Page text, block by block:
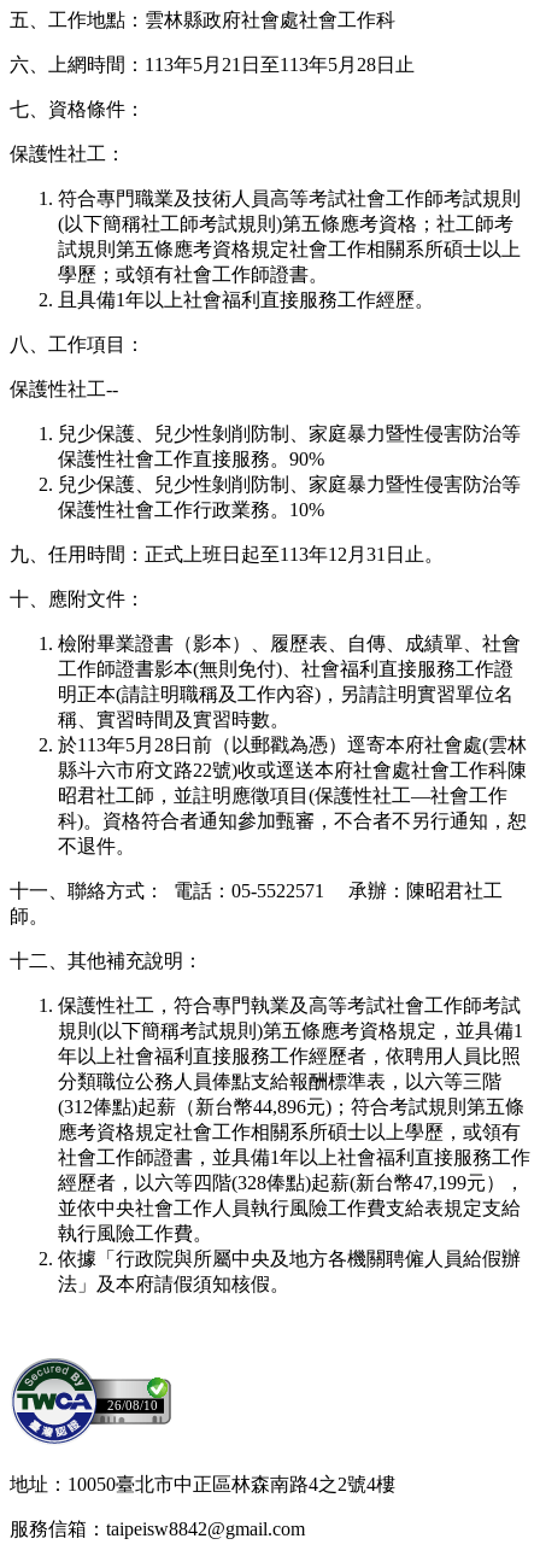
五、工作地點：雲林縣政府社會處社會工作科
六、上網時間：113年5月21日至113年5月28日止
七、資格條件：
保護性社工：
符合專門職業及技術人員高等考試社會工作師考試規則
(以下簡稱社工師考試規則)第五條應考資格；社工師考
試規則第五條應考資格規定社會工作相關系所碩士以上
學歷；或領有社會工作師證書。
且具備1年以上社會福利直接服務工作經歷。
八、工作項目：
保護性社工--
兒少保護、兒少性剝削防制、家庭暴力暨性侵害防治等
保護性社會工作直接服務。90%
兒少保護、兒少性剝削防制、家庭暴力暨性侵害防治等
保護性社會工作行政業務。10%
九、任用時間：正式上班日起至113年12月31日止。
十、應附文件：
檢附畢業證書（影本）、履歷表、自傳、成績單、社會
工作師證書影本(無則免付)、社會福利直接服務工作證
明正本(請註明職稱及工作內容)，另請註明實習單位名
稱、實習時間及實習時數。
於113年5月28日前（以郵戳為憑）逕寄本府社會處(雲林
縣斗六市府文路22號)收或逕送本府社會處社會工作科陳
昭君社工師，並註明應徵項目(保護性社工—社會工作
科)。資格符合者通知參加甄審，不合者不另行通知，恕
不退件。
十一、聯絡方式： 電話：05-5522571 承辦：陳昭君社工
師。
十二、其他補充說明：
保護性社工，符合專門執業及高等考試社會工作師考試
規則(以下簡稱考試規則)第五條應考資格規定，並具備1
年以上社會福利直接服務工作經歷者，依聘用人員比照
分類職位公務人員俸點支給報酬標準表，以六等三階
(312俸點)起薪（新台幣44,896元)；符合考試規則第五條
應考資格規定社會工作相關系所碩士以上學歷，或領有
社會工作師證書，並具備1年以上社會福利直接服務工作
經歷者，以六等四階(328俸點)起薪(新台幣47,199元），
並依中央社會工作人員執行風險工作費支給表規定支給
執行風險工作費。
依據「行政院與所屬中央及地方各機關聘僱人員給假辦
法」及本府請假須知核假。
26/08/10
地址：10050臺北市中正區林森南路4之2號4樓
服務信箱：taipeisw8842@gmail.com